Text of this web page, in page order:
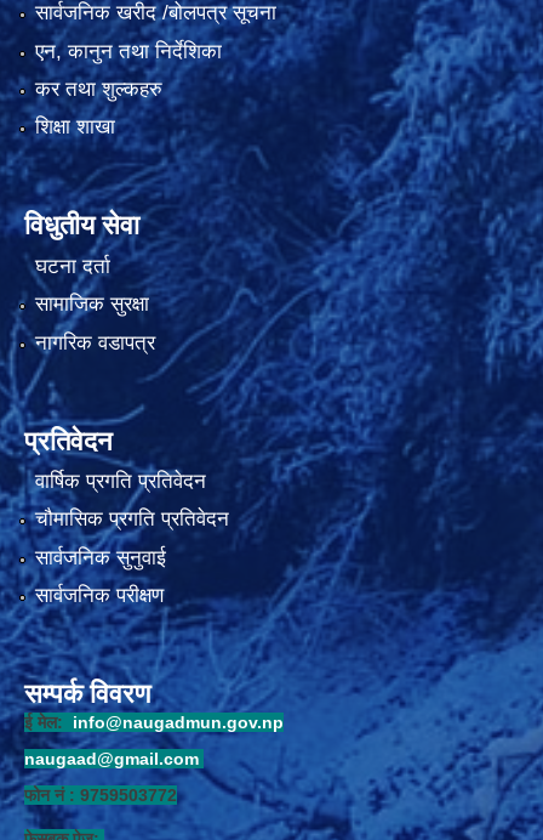
सार्वजनिक खरीद /बोलपत्र सूचना
एन, कानुन तथा निर्देशिका
कर तथा शुल्कहरु
शिक्षा शाखा
विधुतीय सेवा
घटना दर्ता
सामाजिक सुरक्षा
नागरिक वडापत्र
प्रतिवेदन
वार्षिक प्रगति प्रतिवेदन
चौमासिक प्रगति प्रतिवेदन
सार्वजनिक सुनुवाई
सार्वजनिक परीक्षण
सम्पर्क विवरण
ई मेल: info@naugadmun.gov.np
naugaad@gmail.com
फोन नं : 9759503772